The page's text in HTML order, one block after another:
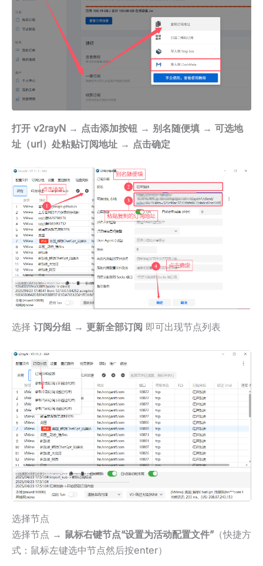
打开 v2rayN → 点击添加按钮 → 别名随便填 → 可选地
址（url）处粘贴订阅地址 → 点击确定
选择 订阅分组 → 更新全部订阅 即可出现节点列表
选择节点
选择节点 → 鼠标右键节点“设置为活动配置文件” （快捷方
式：鼠标左键选中节点然后按enter）